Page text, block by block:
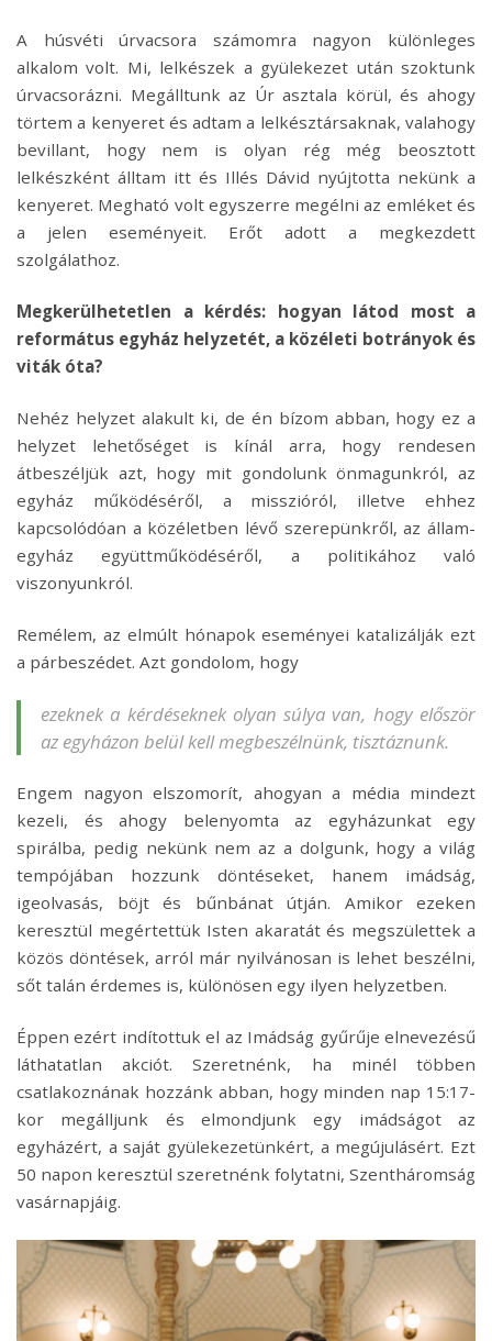
A húsvéti úrvacsora számomra nagyon különleges
alkalom volt. Mi, lelkészek a gyülekezet után szoktunk
úrvacsorázni. Megálltunk az Úr asztala körül, és ahogy
törtem a kenyeret és adtam a lelkésztársaknak, valahogy
bevillant, hogy nem is olyan rég még beosztott
lelkészként álltam itt és Illés Dávid nyújtotta nekünk a
kenyeret. Megható volt egyszerre megélni az emléket és
a jelen eseményeit. Erőt adott a megkezdett
szolgálathoz.
Megkerülhetetlen a kérdés: hogyan látod most a
református egyház helyzetét, a közéleti botrányok és
viták óta?
Nehéz helyzet alakult ki, de én bízom abban, hogy ez a
helyzet lehetőséget is kínál arra, hogy rendesen
átbeszéljük azt, hogy mit gondolunk önmagunkról, az
egyház működéséről, a misszióról, illetve ehhez
kapcsolódóan a közéletben lévő szerepünkről, az állam-
egyház együttműködéséről, a politikához való
viszonyunkról.
Remélem, az elmúlt hónapok eseményei katalizálják ezt
a párbeszédet. Azt gondolom, hogy
ezeknek a kérdéseknek olyan súlya van, hogy először
az egyházon belül kell megbeszélnünk, tisztáznunk.
Engem nagyon elszomorít, ahogyan a média mindezt
kezeli, és ahogy belenyomta az egyházunkat egy
spirálba, pedig nekünk nem az a dolgunk, hogy a világ
tempójában hozzunk döntéseket, hanem imádság,
igeolvasás, böjt és bűnbánat útján. Amikor ezeken
keresztül megértettük Isten akaratát és megszülettek a
közös döntések, arról már nyilvánosan is lehet beszélni,
sőt talán érdemes is, különösen egy ilyen helyzetben.
Éppen ezért indítottuk el az Imádság gyűrűje elnevezésű
láthatatlan akciót. Szeretnénk, ha minél többen
csatlakoznának hozzánk abban, hogy minden nap 15:17-
kor megálljunk és elmondjunk egy imádságot az
egyházért, a saját gyülekezetünkért, a megújulásért. Ezt
50 napon keresztül szeretnénk folytatni, Szentháromság
vasárnapjáig.